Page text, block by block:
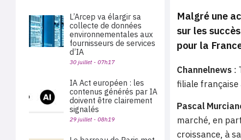
Malgré une
sur les
pour la
Channelnews :
filiale
Pascal
marché, en
croissance, à
L’Arcep va élargir sa
collecte de données
environnementales aux
fournisseurs de services
d’IA
30 juillet - 07h17
IA Act européen : les
contenus générés par IA
doivent être clairement
signalés
29 juillet - 08h19